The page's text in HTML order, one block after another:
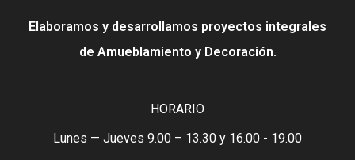
Elaboramos y desarrollamos proyectos integrales
de Amueblamiento y Decoración.
HORARIO
Lunes — Jueves 9.00 – 13.30 y 16.00 - 19.00